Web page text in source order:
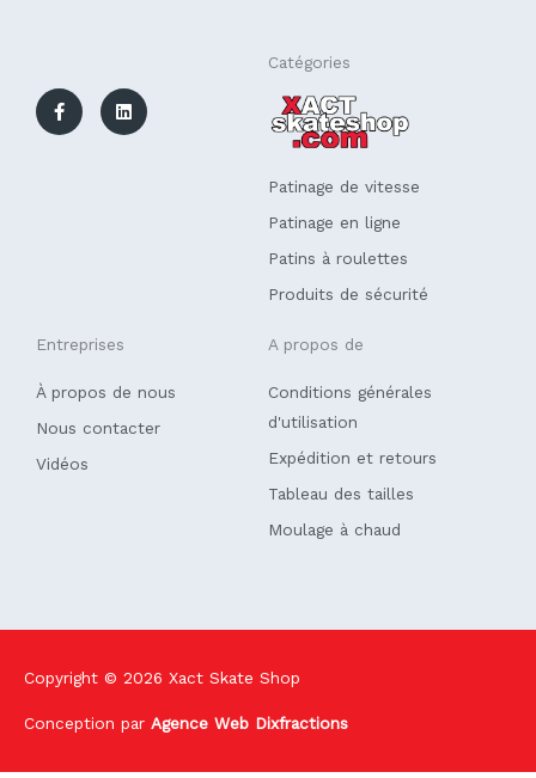
c
e
b
n
k
e
Catégories
Patinage de vitesse
Patinage en ligne
Patins à roulettes
Produits de sécurité
Entreprises
À propos de nous
Nous contacter
Vidéos
A propos de
Conditions générales
d'utilisation
Expédition et retours
Tableau des tailles
Moulage à chaud
Copyright © 2026 Xact Skate Shop
Conception par Agence Web Dixfractions